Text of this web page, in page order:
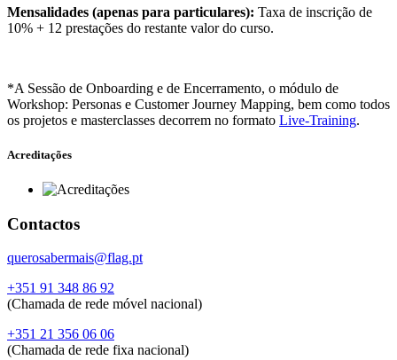
Mensalidades (apenas para particulares): Taxa de inscrição de
10% + 12 prestações do restante valor do curso.
*A Sessão de Onboarding e de Encerramento, o módulo de
Workshop: Personas e Customer Journey Mapping, bem como todos
os projetos e masterclasses decorrem no formato Live-Training.
Acreditações
Contactos
querosabermais@flag.pt
+351 91 348 86 92
(Chamada de rede móvel nacional)
+351 21 356 06 06
(Chamada de rede fixa nacional)